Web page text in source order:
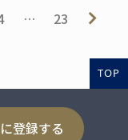
… 23
TOP
登録する